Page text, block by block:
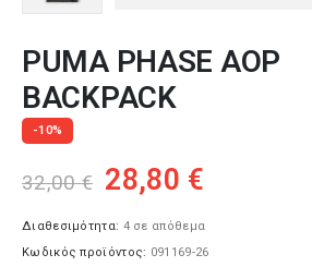
PUMA PHASE AOP
BACKPACK
-10%
32,00€ Original
was:
32,00 €.
28,80 €
τιμή
είναι:
Διαθεσιμότητα: 4 σε απόθεμα
Κωδικός προϊόντος: 091169-26